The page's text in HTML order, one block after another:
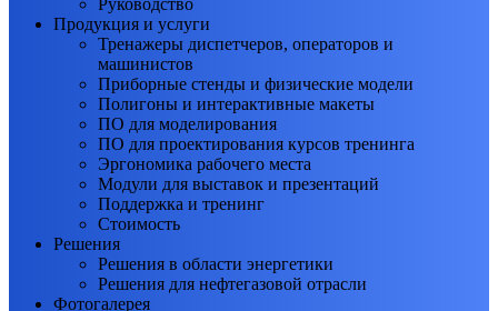
Руководство
Продукция и услуги
Тренажеры диспетчеров, операторов и
машинистов
Приборные стенды и физические модели
Полигоны и интерактивные макеты
ПО для моделирования
ПО для проектирования курсов тренинга
Эргономика рабочего места
Модули для выставок и презентаций
Поддержка и тренинг
Стоимость
Решения
Решения в области энергетики
Решения для нефтегазовой отрасли
Фотогалерея